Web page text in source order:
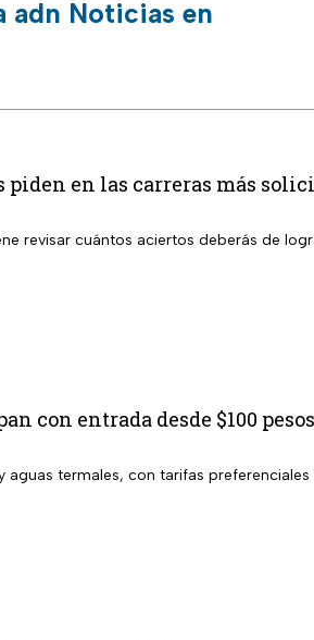
adn Noticias en
piden en las carreras más
revisar cuántos aciertos deberás de
con entrada desde $100
aguas termales, con tarifas